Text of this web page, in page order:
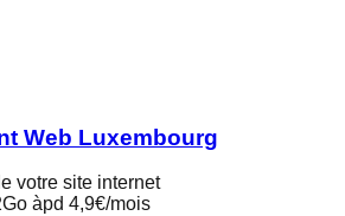
Web Luxembourg
votre site internet
àpd 4,9€/mois